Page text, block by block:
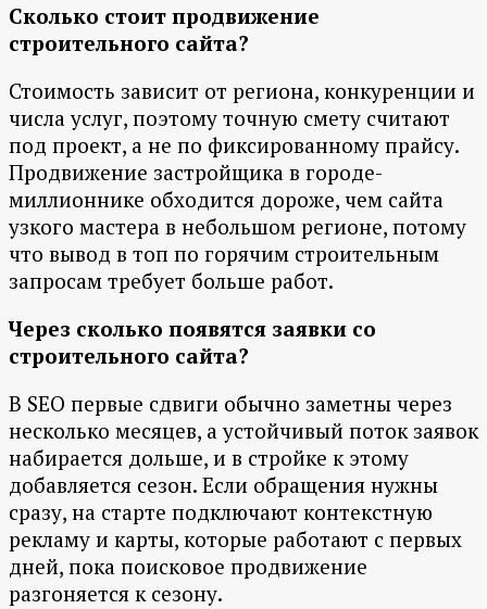
Сколько стоит продвижение
строительного сайта?
Стоимость зависит от региона, конкуренции и
числа услуг, поэтому точную смету считают
под проект, а не по фиксированному прайсу.
Продвижение застройщика в городе-
миллионнике обходится дороже, чем сайта
узкого мастера в небольшом регионе, потому
что вывод в топ по горячим строительным
запросам требует больше работ.
Через сколько появятся заявки со
строительного сайта?
В SEO первые сдвиги обычно заметны через
несколько месяцев, а устойчивый поток заявок
набирается дольше, и в стройке к этому
добавляется сезон. Если обращения нужны
сразу, на старте подключают контекстную
рекламу и карты, которые работают с первых
дней, пока поисковое продвижение
разгоняется к сезону.